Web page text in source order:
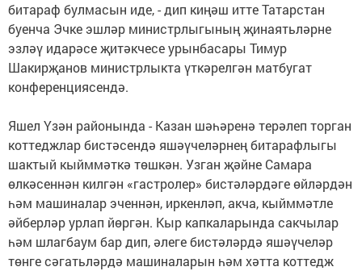
битараф булмасын иде, - дип киңәш итте Татарстан
буенча Эчке эшләр министрлыгының җинаятьләрне
эзләү идарәсе җитәкчесе урынбасары Тимур
Шакирҗанов министрлыкта үткәрелгән матбугат
конференциясендә.
Яшел Үзән районында - Казан шәһәренә терәлеп торган
коттеджлар бистәсендә яшәүчеләрнең битарафлыгы
шактый кыйммәткә төшкән. Узган җәйне Самара
өлкәсеннән килгән «гастролер» бистәләрдәге өйләрдән
һәм машиналар эченнән, иркенләп, акча, кыйммәтле
әйберләр урлап йөргән. Кыр капкаларында сакчылар
һәм шлагбаум бар дип, әлеге бистәләрдә яшәүчеләр
төнге сәгатьләрдә машиналарын һәм хәтта коттедж